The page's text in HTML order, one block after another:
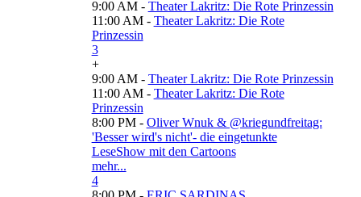
9:00 AM - Theater Lakritz: Die Rote Prinzessin
11:00 AM - Theater Lakritz: Die Rote
Prinzessin
3
+
9:00 AM - Theater Lakritz: Die Rote Prinzessin
11:00 AM - Theater Lakritz: Die Rote
Prinzessin
8:00 PM - Oliver Wnuk & @kriegundfreitag:
'Besser wird's nicht'- die eingetunkte
LeseShow mit den Cartoons
mehr...
4